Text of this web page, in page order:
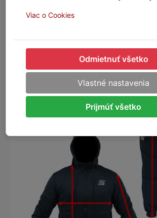
Viac o Cookies
Odmietnuť všetko
Vlastné nastavenia
Prijmúť všetko